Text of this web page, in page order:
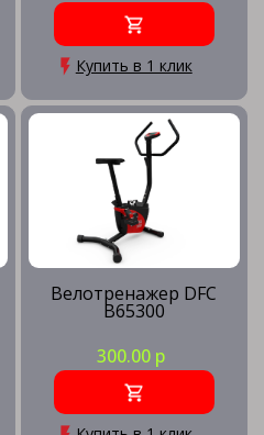
Купить в 1 клик
Велотренажер DFC
B65300
300.00 р